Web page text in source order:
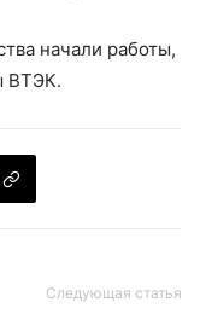
начали работы,
ВТЭК.
Следующая статья